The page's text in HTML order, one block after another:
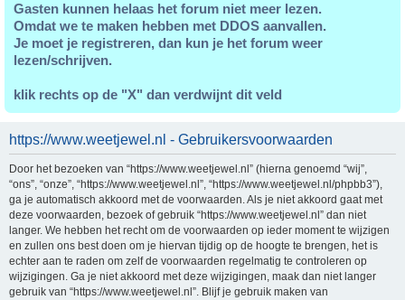
Gasten kunnen helaas het forum niet meer lezen.
Omdat we te maken hebben met DDOS aanvallen.
Je moet je registreren, dan kun je het forum weer
lezen/schrijven.
klik rechts op de "X" dan verdwijnt dit veld
https://www.weetjewel.nl - Gebruikersvoorwaarden
Door het bezoeken van “https://www.weetjewel.nl” (hierna genoemd “wij”,
“ons”, “onze”, “https://www.weetjewel.nl”, “https://www.weetjewel.nl/phpbb3”),
ga je automatisch akkoord met de voorwaarden. Als je niet akkoord gaat met
deze voorwaarden, bezoek of gebruik “https://www.weetjewel.nl” dan niet
langer. We hebben het recht om de voorwaarden op ieder moment te wijzigen
en zullen ons best doen om je hiervan tijdig op de hoogte te brengen, het is
echter aan te raden om zelf de voorwaarden regelmatig te controleren op
wijzigingen. Ga je niet akkoord met deze wijzigingen, maak dan niet langer
gebruik van “https://www.weetjewel.nl”. Blijf je gebruik maken van